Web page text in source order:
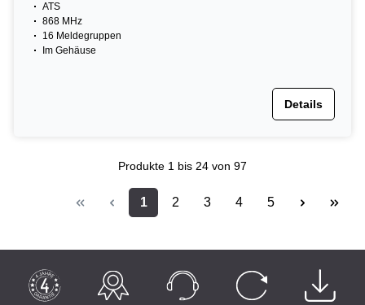
ATS
868 MHz
16 Meldegruppen
Im Gehäuse
Details
Produkte 1 bis 24 von 97
1 2 3 4 5